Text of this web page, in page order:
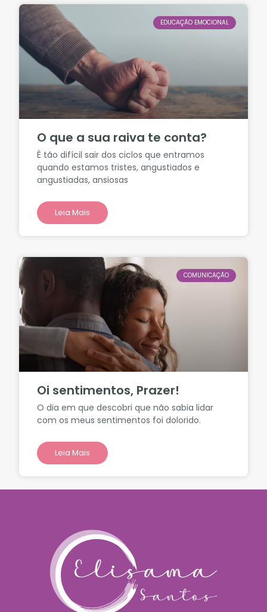
EDUCAÇÃO EMOCIONAL
O que a sua raiva te conta?
É tão difícil sair dos ciclos que entramos
quando estamos tristes, angustiados e
angustiadas, ansiosas
Leia Mais
COMUNICAÇÃO
Oi sentimentos, Prazer!
O dia em que descobri que não sabia lidar
com os meus sentimentos foi dolorido.
Leia Mais